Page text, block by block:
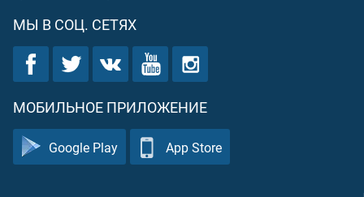
МЫ В СОЦ. СЕТЯХ
МОБИЛЬНОЕ ПРИЛОЖЕНИЕ
Google Play App Store